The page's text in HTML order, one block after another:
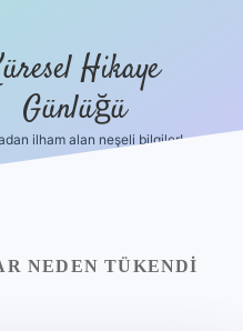
Hikaye
Günlüğü
ilham alan neşeli bilgiler!
NEDEN TÜKENDI